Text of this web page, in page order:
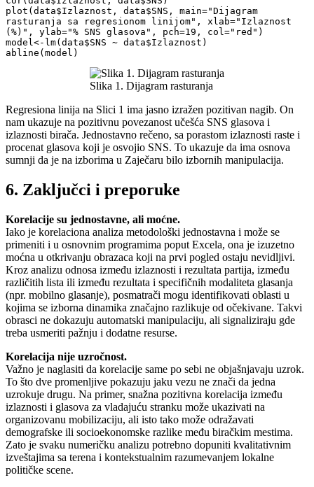
plot(data$Izlaznost, data$SNS, main="Dijagram
rasturanja sa regresionom linijom", xlab="Izlaznost
(%)", ylab="% SNS glasova", pch=19, col="red")
model<-lm(data$SNS ~ data$Izlaznost)
abline(model)
Slika 1. Dijagram rasturanja
Regresiona linija na Slici 1 ima jasno izražen pozitivan nagib. On
nam ukazuje na pozitivnu povezanost učešća SNS glasova i
izlaznosti birača. Jednostavno rečeno, sa porastom izlaznosti raste i
procenat glasova koji je osvojio SNS. To ukazuje da ima osnova
sumnji da je na izborima u Zaječaru bilo izbornih manipulacija.
6. Zaključci i preporuke
Korelacije su jednostavne, ali moćne.
Iako je korelaciona analiza metodološki jednostavna i može se
primeniti i u osnovnim programima poput Excela, ona je izuzetno
moćna u otkrivanju obrazaca koji na prvi pogled ostaju nevidljivi.
Kroz analizu odnosa između izlaznosti i rezultata partija, između
različitih lista ili između rezultata i specifičnih modaliteta glasanja
(npr. mobilno glasanje), posmatrači mogu identifikovati oblasti u
kojima se izborna dinamika značajno razlikuje od očekivane. Takvi
obrasci ne dokazuju automatski manipulaciju, ali signaliziraju gde
treba usmeriti pažnju i dodatne resurse.
Korelacija nije uzročnost.
Važno je naglasiti da korelacije same po sebi ne objašnjavaju uzrok.
To što dve promenljive pokazuju jaku vezu ne znači da jedna
uzrokuje drugu. Na primer, snažna pozitivna korelacija između
izlaznosti i glasova za vladajuću stranku može ukazivati na
organizovanu mobilizaciju, ali isto tako može odražavati
demografske ili socioekonomske razlike među biračkim mestima.
Zato je svaku numeričku analizu potrebno dopuniti kvalitativnim
izveštajima sa terena i kontekstualnim razumevanjem lokalne
političke scene.